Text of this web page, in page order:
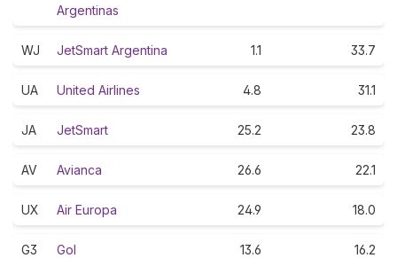
Argentinas
WJ JetSmart Argentina 1.1 33.7
UA United Airlines 4.8 31.1
JA JetSmart 25.2 23.8
AV Avianca 26.6 22.1
UX Air Europa 24.9 18.0
G3 Gol 13.6 16.2